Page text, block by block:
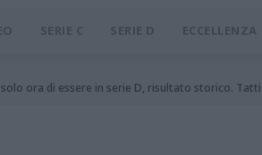
SERIE C SERIE D ECCELLENZA
ora di essere in serie D, risultato storico.